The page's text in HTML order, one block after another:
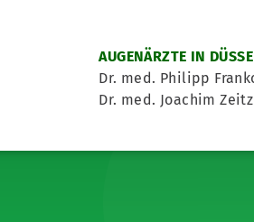
AUGENÄRZTE IN
Dr. med. Philipp
Dr. med. Joachim Zeitz